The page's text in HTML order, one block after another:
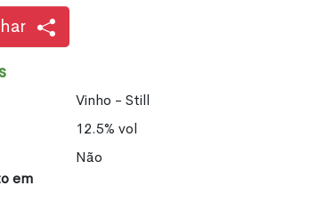
Vinho - Still
12.5% vol
em
Não